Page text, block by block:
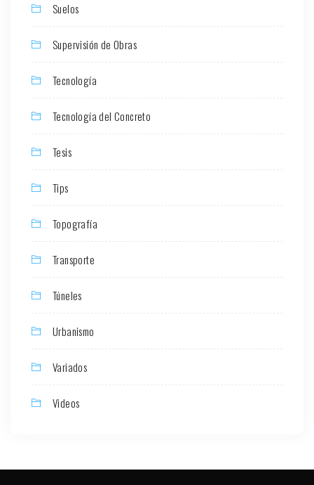
Suelos
Supervisión de Obras
Tecnología
Tecnología del Concreto
Tesis
Tips
Topografía
Transporte
Túneles
Urbanismo
Variados
Videos